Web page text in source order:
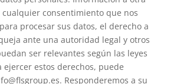
consentimiento que nos
procesar sus datos, el derecho a
ante una autoridad legal y otros
ser relevantes según las leyes
ejercer estos derechos, puede
Responderemos a su